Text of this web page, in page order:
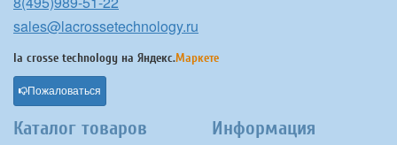
sales@lacrossetechnology.ru
la crosse technology на Яндекс.Маркете
Пожаловаться
Каталог товаров Информация